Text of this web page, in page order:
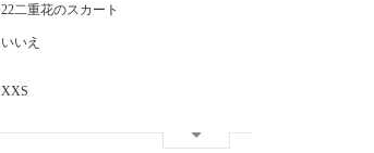
22二重花のスカート
いいえ
XXS